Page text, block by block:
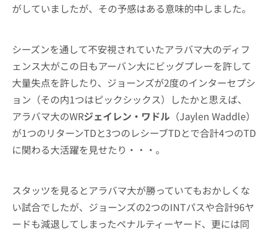
がしていましたが、その予感はある意味的中しました。
シーズンを通して不安視されていたアラバマ大のディフ
ェンス大がこの日もアーバン大にビッグプレーを許して
大量失点を許したり、ジョーンズが2度のインターセプシ
ョン（その内1つはピックシックス）したかと思えば、
アラバマ大のWRジェイレン・ワドル （Jaylen Waddle）
が1つのリターンTDと3つのレシーブTDとで合計4つのTD
に関わる大活躍を見せたり・・・。
スタッツを見るとアラバマ大が勝っていてもおかしくな
い試合でしたが、ジョーンズの2つのINTパスや合計96ヤ
ードも減退してしまったペナルティーヤード、更には同